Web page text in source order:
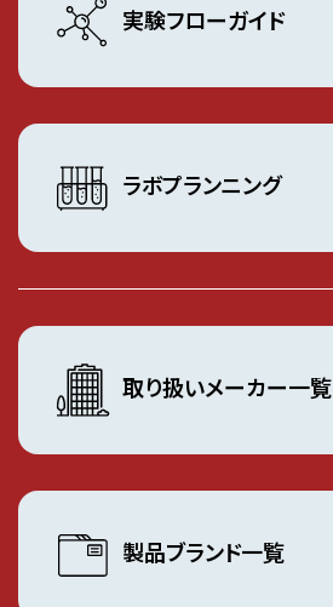
実験フローガイド
ラボプランニング
取り扱いメーカー一覧
製品ブランド一覧